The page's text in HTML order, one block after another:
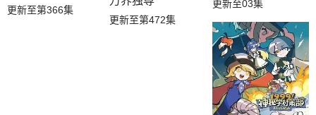
更新至第366集
更新至第472集
更新至03集